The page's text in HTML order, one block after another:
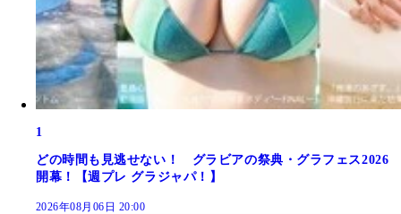
1
どの時間も見逃せない！ グラビアの祭典・グラフェス2026
開幕！【週プレ グラジャパ！】
2026年08月06日 20:00